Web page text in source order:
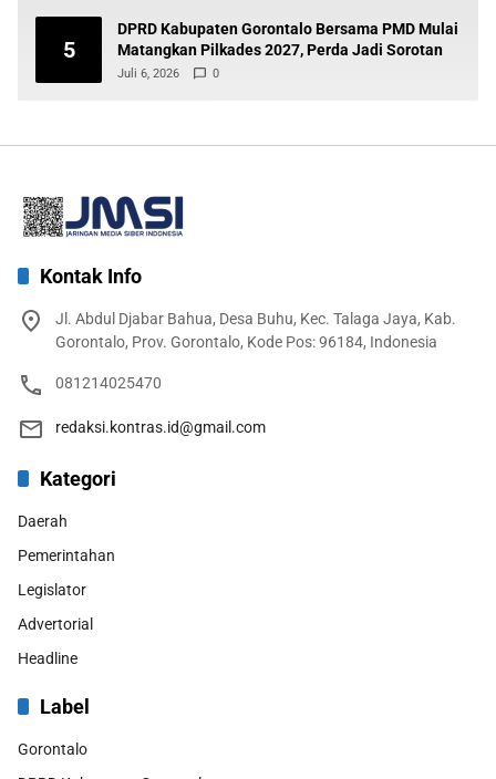
5
DPRD Kabupaten Gorontalo Bersama PMD Mulai
Matangkan Pilkades 2027, Perda Jadi Sorotan
Juli 6, 2026 0
Kontak Info
Jl. Abdul Djabar Bahua, Desa Buhu, Kec. Talaga Jaya, Kab.
Gorontalo, Prov. Gorontalo, Kode Pos: 96184, Indonesia
081214025470
redaksi.kontras.id@gmail.com
Kategori
Daerah
Pemerintahan
Legislator
Advertorial
Headline
Label
Gorontalo